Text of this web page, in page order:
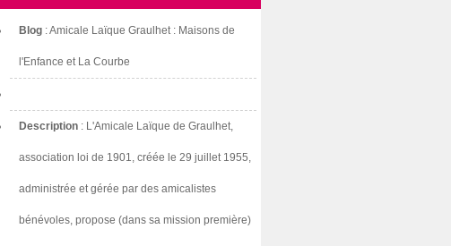
Blog : Amicale Laïque Graulhet : Maisons de
l'Enfance et La Courbe
Description : L'Amicale Laïque de Graulhet,
association loi de 1901, créée le 29 juillet 1955,
administrée et gérée par des amicalistes
bénévoles, propose (dans sa mission première)